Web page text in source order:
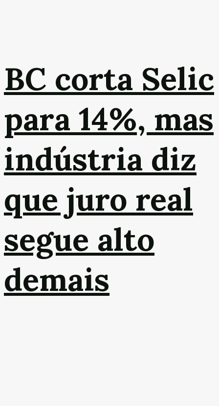
BC corta Selic
para 14%, mas
indústria diz
que juro real
segue alto
demais